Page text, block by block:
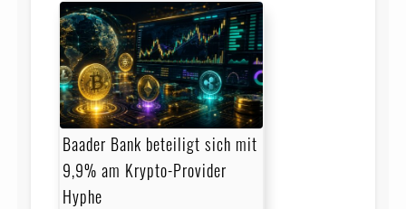
Baader Bank beteiligt sich mit
9,9% am Krypto-Provider
Hyphe